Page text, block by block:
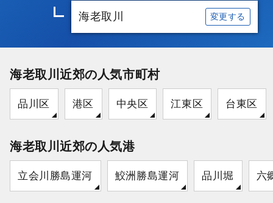
海老取川 変更する
海老取川近郊の人気市町村
品川区 港区 中央区 江東区 台東区
海老取川近郊の人気港
立会川勝島運河 鮫洲勝島運河 品川堀 六